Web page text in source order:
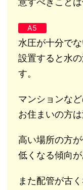
A5
水圧が十分で
設置すると水
す。
マンションな
お住まいの方
高い場所の方
低くなる傾向が
また配管が古